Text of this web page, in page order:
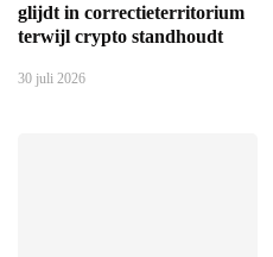
glijdt in correctieterritorium
terwijl crypto standhoudt
30 juli 2026